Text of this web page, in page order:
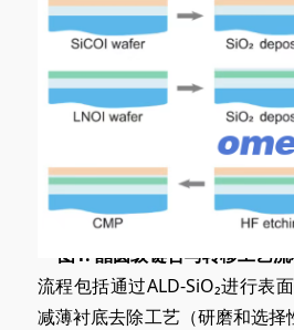
**图1. 晶圆级键合与转移工艺流
流程包括通过ALD-SiO₂进行表
减薄衬底去除工艺（研磨和选